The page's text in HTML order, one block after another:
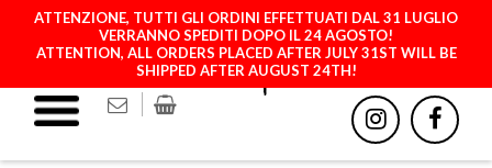
ATTENZIONE, TUTTI GLI ORDINI EFFETTUATI DAL 31 LUGLIO
VERRANNO SPEDITI DOPO IL 24 AGOSTO!
ATTENTION, ALL ORDERS PLACED AFTER JULY 31ST WILL BE
SHIPPED AFTER AUGUST 24TH!